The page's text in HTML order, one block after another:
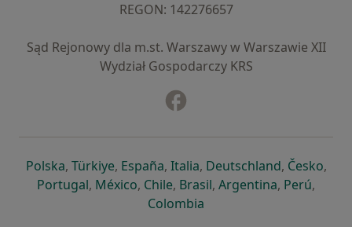
REGON: ⁠142276657
Sąd Rejonowy dla m.st. Warszawy w Warszawie XII
Wydział Gospodarczy KRS
Polskaotwiera się w nowej karcie
, Türkiyeotwiera się w nowej karcie
, Españaotwiera się w nowej karcie
, Italiaotwiera się w nowej
, Deutschlandotwiera się
, Česko,
Portugalotwiera się w nowej karcie
, Méxicootwiera się w nowej karcie
, Chileotwiera się w nowej karcie
, Brasilotwiera się w nowej
, Argentinaotwiera się
, Perú,
Colombia